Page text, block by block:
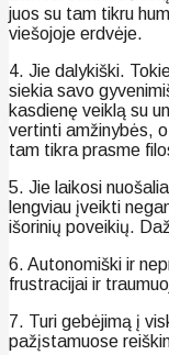
juos su tam tikru
viešojoje erdvėje.
4. Jie dalykiški.
siekia savo
kasdienę veiklą su
vertinti amžinybės,
tam tikra prasme
5. Jie laikosi
lengviau įveikti
išorinių poveikių.
6. Autonomiški ir
frustracijai ir
7. Turi gebėjimą į
pažįstamuose